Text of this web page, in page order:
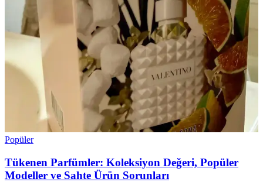
Popüler
Tükenen Parfümler: Koleksiyon Değeri, Popüler
Modeller ve Sahte Ürün Sorunları